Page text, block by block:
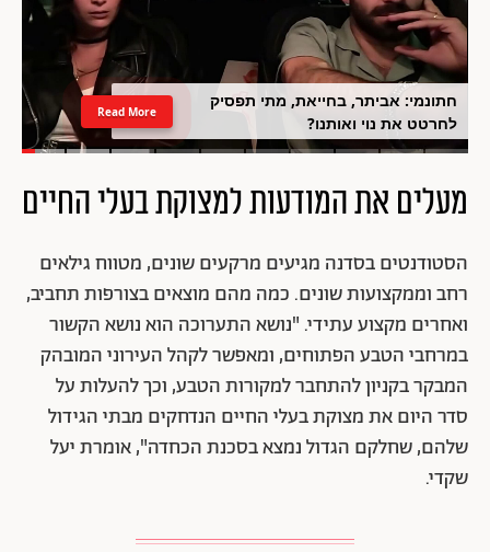
חתונמי: אביתר, בחייאת, מתי תפסיק
לחרטט את נוי ואותנו?
Read More
מעלים את המודעות למצוקת בעלי החיים
הסטודנטים בסדנה מגיעים מרקעים שונים, מטווח גילאים
רחב וממקצועות שונים. כמה מהם מוצאים בצורפות תחביב,
ואחרים מקצוע עתידי. "נושא התערוכה הוא נושא הקשור
במרחבי הטבע הפתוחים, ומאפשר לקהל העירוני המובהק
המבקר בקניון להתחבר למקורות הטבע, וכך להעלות על
סדר היום את מצוקת בעלי החיים הנדחקים מבתי הגידול
שלהם, שחלקם הגדול נמצא בסכנת הכחדה", אומרת יעל
שקדי.